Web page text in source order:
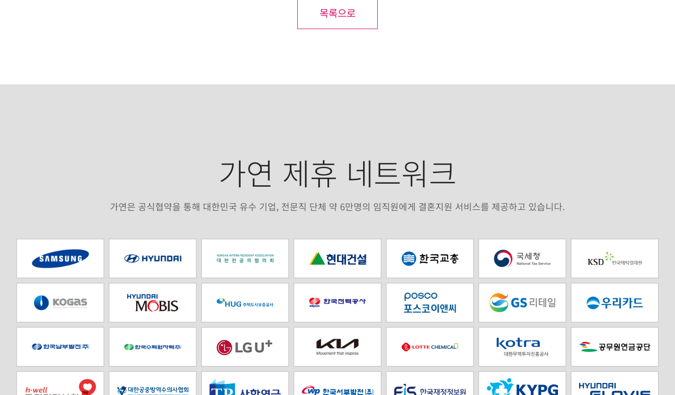
목록으로
가연 제휴 네트워크
가연은 공식협약을 통해 대한민국 유수 기업, 전문직 단체 약 6만명의 임직원에게 결혼지원 서비스를 제공하고 있습니다.